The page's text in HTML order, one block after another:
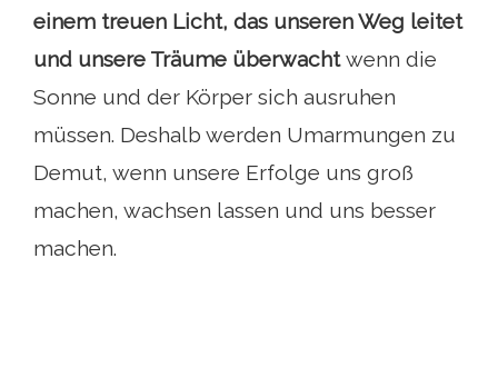
einem treuen Licht, das unseren Weg leitet
und unsere Träume überwachtwenn die
Sonne und der Körper sich ausruhen
müssen. Deshalb werden Umarmungen zu
Demut, wenn unsere Erfolge uns groß
machen, wachsen lassen und uns besser
machen.